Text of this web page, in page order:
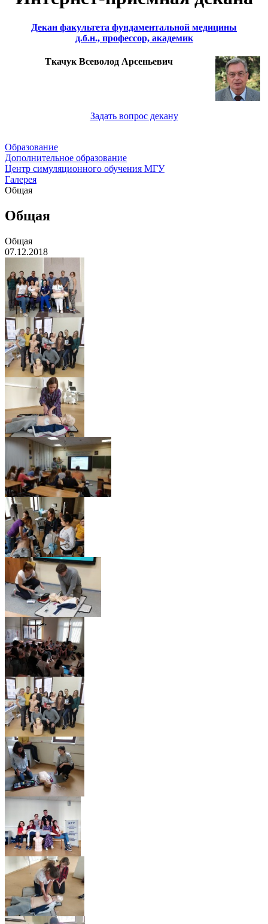
Декан факультета фундаментальной медицины
д.б.н., профессор, академик
Ткачук Всеволод Арсеньевич
Задать вопрос декану
Образование
Дополнительное образование
Центр симуляционного обучения МГУ
Галерея
Общая
Общая
Общая
07.12.2018